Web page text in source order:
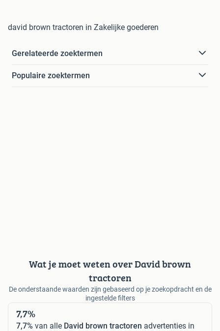
david brown tractoren in Zakelijke goederen
Gerelateerde zoektermen
Populaire zoektermen
Wat je moet weten over David brown
tractoren
De onderstaande waarden zijn gebaseerd op je zoekopdracht en de
ingestelde filters
7,7%
7,7% van alle David brown tractoren advertenties in